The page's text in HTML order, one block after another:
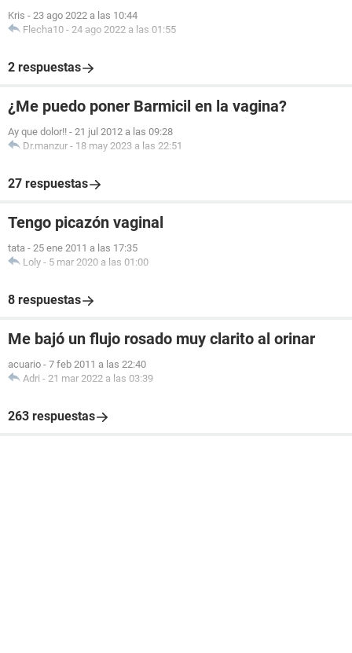
Kris - 23 ago 2022 a las 10:44
Flecha10 - 24 ago 2022 a las 01:55
2 respuestas
¿Me puedo poner Barmicil en la vagina?
Ay que dolor!! - 21 jul 2012 a las 09:28
Dr.manzur - 18 may 2023 a las 22:51
27 respuestas
Tengo picazón vaginal
tata - 25 ene 2011 a las 17:35
Loly - 5 mar 2020 a las 01:00
8 respuestas
Me bajó un flujo rosado muy clarito al orinar
acuario - 7 feb 2011 a las 22:40
Adri - 21 mar 2022 a las 03:39
263 respuestas